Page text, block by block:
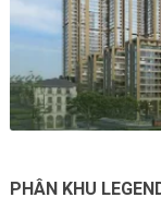
PHÂN KHU